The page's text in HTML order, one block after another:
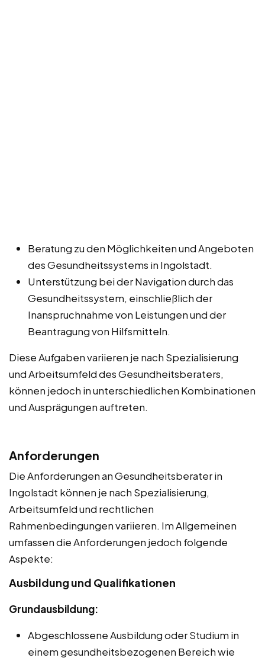
Beratung zu den Möglichkeiten und Angeboten
des Gesundheitssystems in Ingolstadt.
Unterstützung bei der Navigation durch das
Gesundheitssystem, einschließlich der
Inanspruchnahme von Leistungen und der
Beantragung von Hilfsmitteln.
Diese Aufgaben variieren je nach Spezialisierung
und Arbeitsumfeld des Gesundheitsberaters,
können jedoch in unterschiedlichen Kombinationen
und Ausprägungen auftreten.
Anforderungen
Die Anforderungen an Gesundheitsberater in
Ingolstadt können je nach Spezialisierung,
Arbeitsumfeld und rechtlichen
Rahmenbedingungen variieren. Im Allgemeinen
umfassen die Anforderungen jedoch folgende
Aspekte:
Ausbildung und Qualifikationen
Grundausbildung:
Abgeschlossene Ausbildung oder Studium in
einem gesundheitsbezogenen Bereich wie